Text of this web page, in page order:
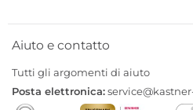
Aiuto e contatto
Tutti gli argomenti di aiuto
Posta elettronica: